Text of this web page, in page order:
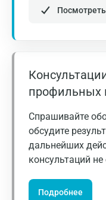
профильных
Спрашивайте
обсудите
дальнейших
консультаций
Подробнее
Воронеж
Геленджик
Голубое
Дзержинск
Дзержинский
Долгопрудный